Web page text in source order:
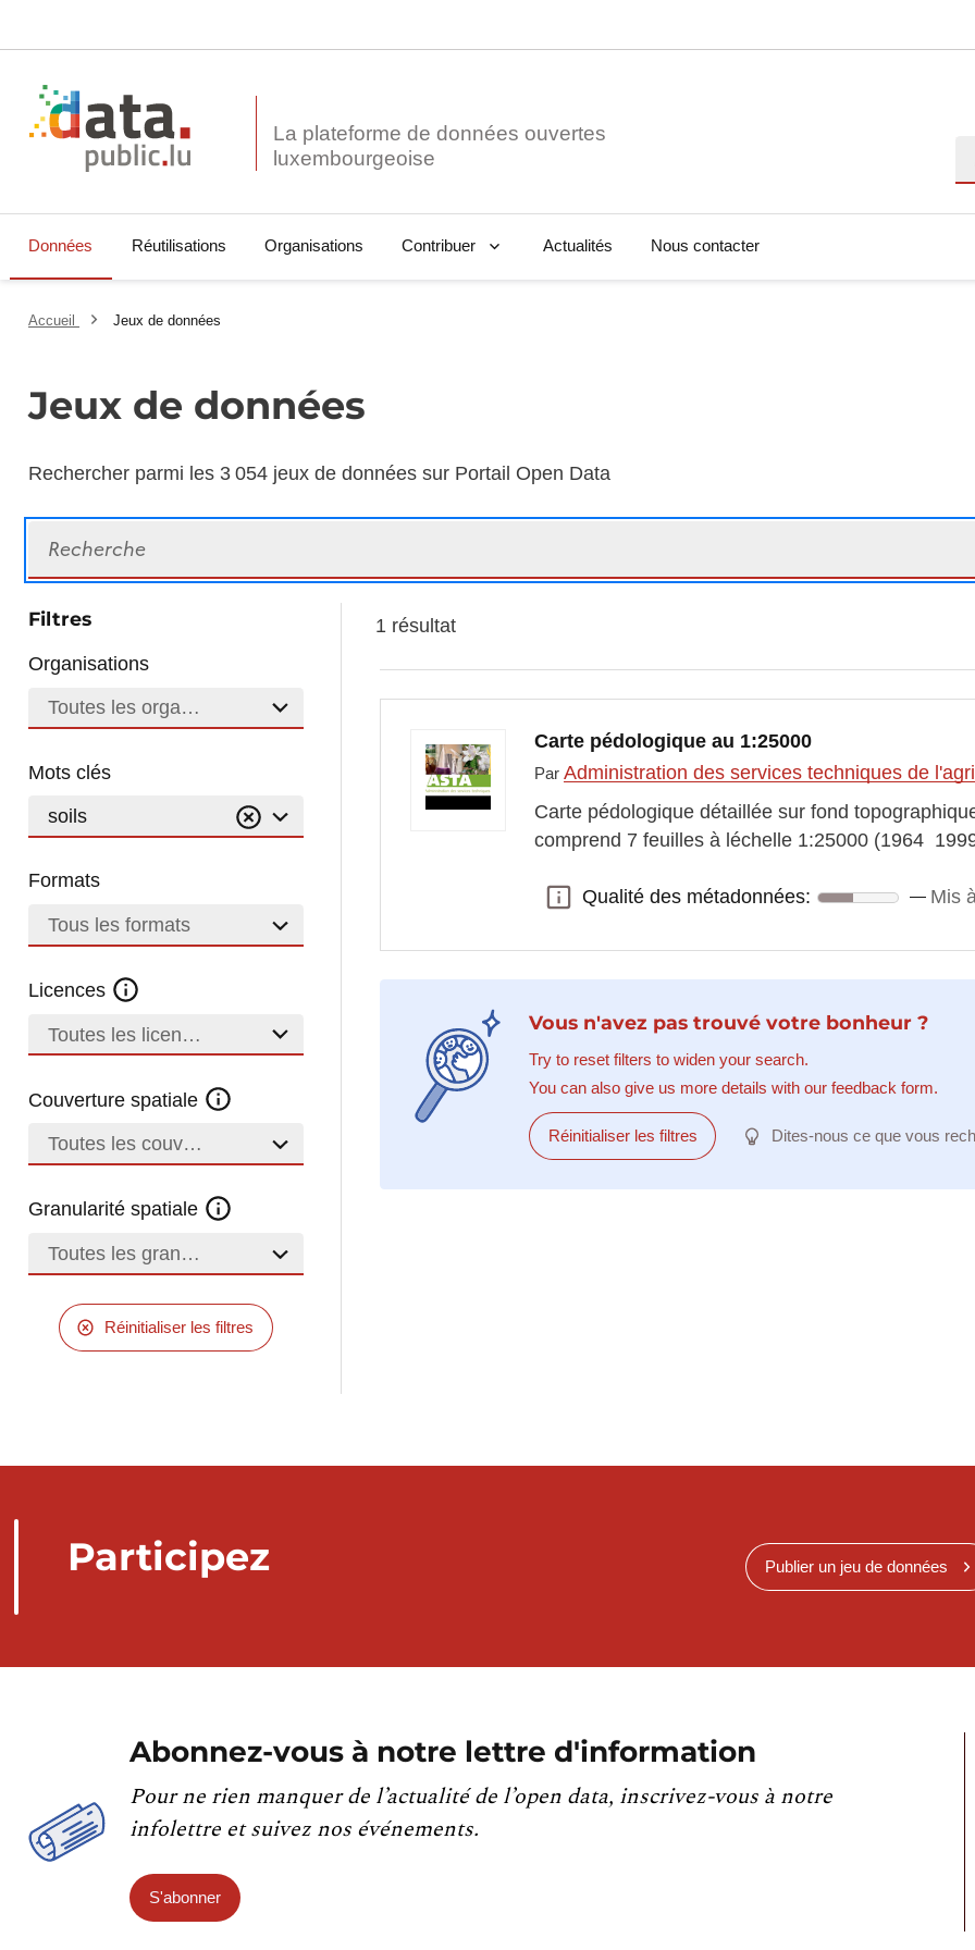
La plateforme de données ouvertes
Données Réutilisations Organisations Contribuer Actualités Nous contacter
Accueil Jeux de données
Jeux de données
Rechercher parmi les 3 054 jeux de données sur Portail Open Data
Filtres
Organisations
Toutes les organisations
Mots clés
soils
Formats
Tous les formats
Licences
Toutes les licences
Couverture spatiale
Toutes les couvertures
Granularité spatiale
Toutes les granularités
Réinitialiser les filtres
1 résultat
Carte pédologique au 1:25000
ParAdministration des services techniques de
Carte pédologique détaillée sur fond
comprend 7 feuilles à léchelle 1:25000 (1964 
Qualité des métadonnées:
Qualité des métadonnées: Mis
Vous n'avez pas trouvé votre bonheur ?
Try to reset filters to widen your search.
You can also give us more details with our feedback form.
Réinitialiser les filtres Dites-nous ce que vous
Participez Publier un jeu de données
Abonnez-vous à notre lettre d'information
Pour ne rien manquer de l’actualité de l’open data, inscrivez-vous à notre
infolettre et suivez nos événements.
S'abonner